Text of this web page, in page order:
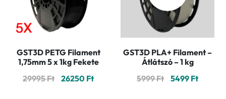
GST3D PETG Filament
1,75mm 5 x 1kg Fekete
29995Ft Original
26250 FtCurrent
GST3D PLA+ Filament –
Átlátszó – 1 kg
5999Ft
Original
5499 Ft